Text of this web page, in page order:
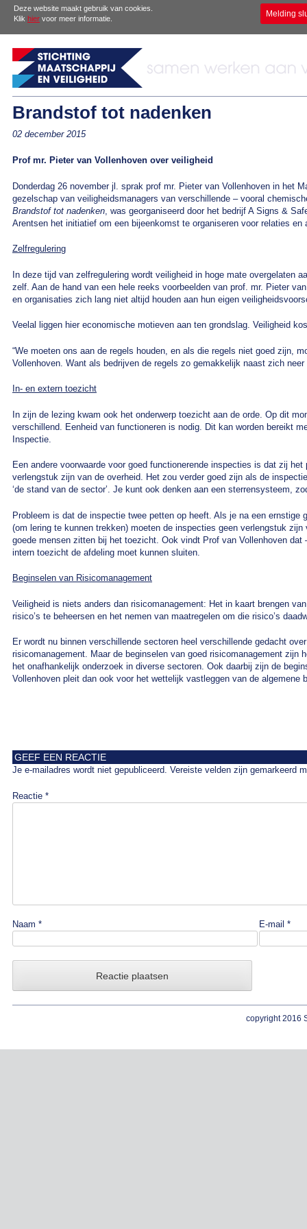
Deze website maakt gebruik van cookies.
Klik hier voor meer informatie. Melding
Brandstof tot nadenken
02 december 2015
Prof mr. Pieter van Vollenhoven over veiligheid
Donderdag 26 november jl. sprak prof mr. Pieter van Vollenhoven in het
gezelschap van veiligheidsmanagers van verschillende – vooral
Brandstof tot nadenken , was georganiseerd door het bedrijf A Signs &
Arentsen het initiatief om een bijeenkomst te organiseren voor relaties en
Zelfregulering
In deze tijd van zelfregulering wordt veiligheid in hoge mate overgelaten
zelf. Aan de hand van een hele reeks voorbeelden van prof. mr. Pieter
en organisaties zich lang niet altijd houden aan hun eigen
Veelal liggen hier economische motieven aan ten grondslag. Veiligheid
“We moeten ons aan de regels houden, en als die regels niet goed zijn,
Vollenhoven. Want als bedrijven de regels zo gemakkelijk naast zich
In- en extern toezicht
In zijn de lezing kwam ook het onderwerp toezicht aan de orde. Op dit
verschillend. Eenheid van functioneren is nodig. Dit kan worden bereikt
Inspectie.
Een andere voorwaarde voor goed functionerende inspecties is dat zij
verlengstuk zijn van de overheid. Het zou verder goed zijn als de
‘de stand van de sector’. Je kunt ook denken aan een sterrensysteem,
Probleem is dat de inspectie twee petten op heeft. Als je na een ernstige
(om lering te kunnen trekken) moeten de inspecties geen verlengstuk
goede mensen zitten bij het toezicht. Ook vindt Prof van Vollenhoven
intern toezicht de afdeling moet kunnen sluiten.
Beginselen van Risicomanagement
Veiligheid is niets anders dan risicomanagement: Het in kaart brengen
risico’s te beheersen en het nemen van maatregelen om die risico’s
Er wordt nu binnen verschillende sectoren heel verschillende gedacht
risicomanagement. Maar de beginselen van goed risicomanagement zijn
het onafhankelijk onderzoek in diverse sectoren. Ook daarbij zijn de
Vollenhoven pleit dan ook voor het wettelijk vastleggen van de algemene
GEEF EEN REACTIE
Je e-mailadres wordt niet gepubliceerd. Vereiste velden zijn gemarkeerd
Reactie *
Naam * E-mail *
copyright 2016